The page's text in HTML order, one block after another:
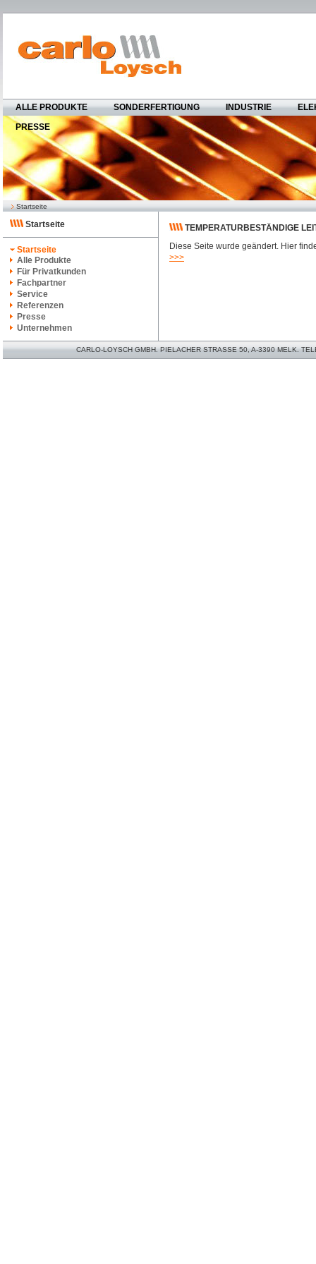
ALLE PRODUKTE SONDERFERTIGUNG INDUSTRIE
PRESSE
Startseite
Startseite
Startseite
Alle Produkte
Für Privatkunden
Fachpartner
Service
Referenzen
Presse
Unternehmen
TEMPERATURBESTÄNDIGE
Diese Seite wurde geändert. Hier
>>>
CARLO-LOYSCH GMBH. PIELACHER STRASSE 50, A-3390 MELK.